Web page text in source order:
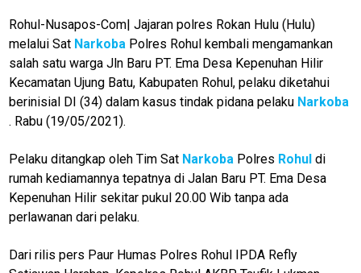
Rohul-Nusapos-Com| Jajaran polres Rokan Hulu (Hulu)
melalui Sat Narkoba Polres Rohul kembali mengamankan
salah satu warga Jln Baru PT. Ema Desa Kepenuhan Hilir
Kecamatan Ujung Batu, Kabupaten Rohul, pelaku diketahui
berinisial DI (34) dalam kasus tindak pidana pelaku Narkoba
. Rabu (19/05/2021).
Pelaku ditangkap oleh Tim Sat Narkoba Polres Rohul di
rumah kediamannya tepatnya di Jalan Baru PT. Ema Desa
Kepenuhan Hilir sekitar pukul 20.00 Wib tanpa ada
perlawanan dari pelaku.
Dari rilis pers Paur Humas Polres Rohul IPDA Refly